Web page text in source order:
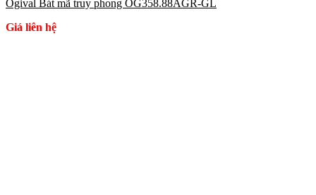
Ogival Bát mã truy phong OG358.88AGR-GL
Giá liên hệ